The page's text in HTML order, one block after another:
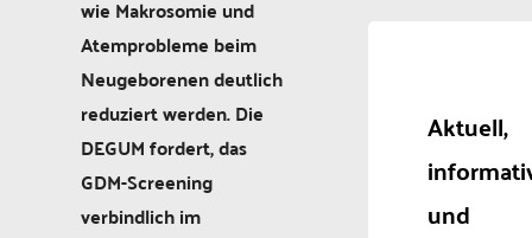
wie Makrosomie und
Atemprobleme beim
Neugeborenen deutlich
reduziert werden. Die
DEGUM fordert, das
GDM-Screening
verbindlich im
Aktuell,
und